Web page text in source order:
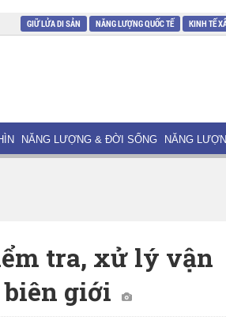
GIỮ LỬA DI SẢN NĂNG LƯỢNG QUỐC TẾ KINH TẾ
NĂNG LƯỢNG & ĐỜI SỐNG NĂNG
tra, xử lý vận
giới